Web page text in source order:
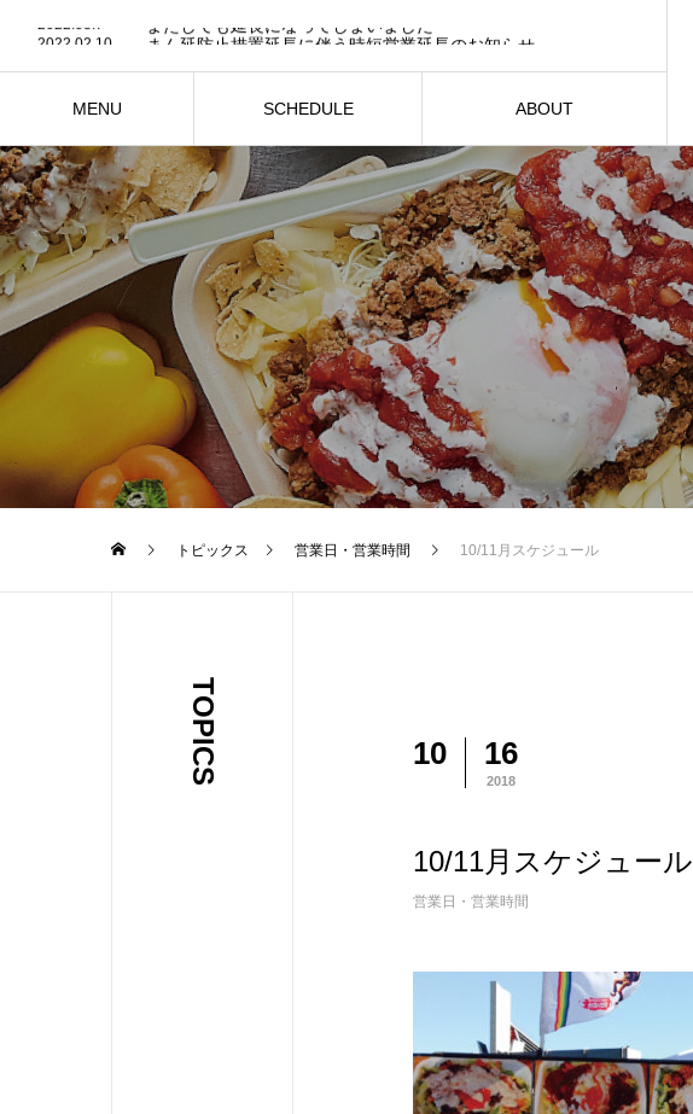
MENU
SCHEDULE
ABOUT
2022.02.10 まん延防止措置延長に伴う時短営業延長のお知らせ
2021.11.25 営業時間変更のお知らせ
2022.03.7 またしても延長になってしまいました・・・
トピックス 営業日・営業時間 10/11月スケジュール
TOPICS 10 16
2018
10/11月スケジュール
営業日・営業時間